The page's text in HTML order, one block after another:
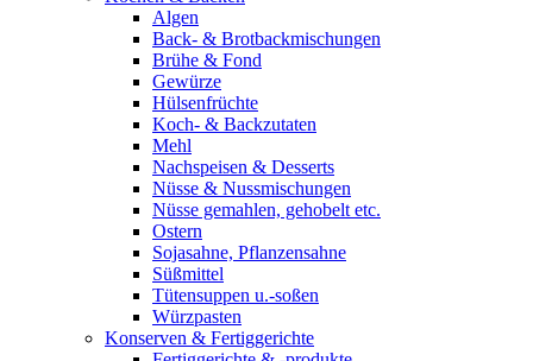
Algen
Back- & Brotbackmischungen
Brühe & Fond
Gewürze
Hülsenfrüchte
Koch- & Backzutaten
Mehl
Nachspeisen & Desserts
Nüsse & Nussmischungen
Nüsse gemahlen, gehobelt etc.
Ostern
Sojasahne, Pflanzensahne
Süßmittel
Tütensuppen u.-soßen
Würzpasten
Konserven & Fertiggerichte